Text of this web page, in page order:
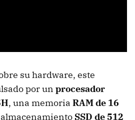
su hardware, este
por un procesador
, una memoria RAM de 16
SSD de 512